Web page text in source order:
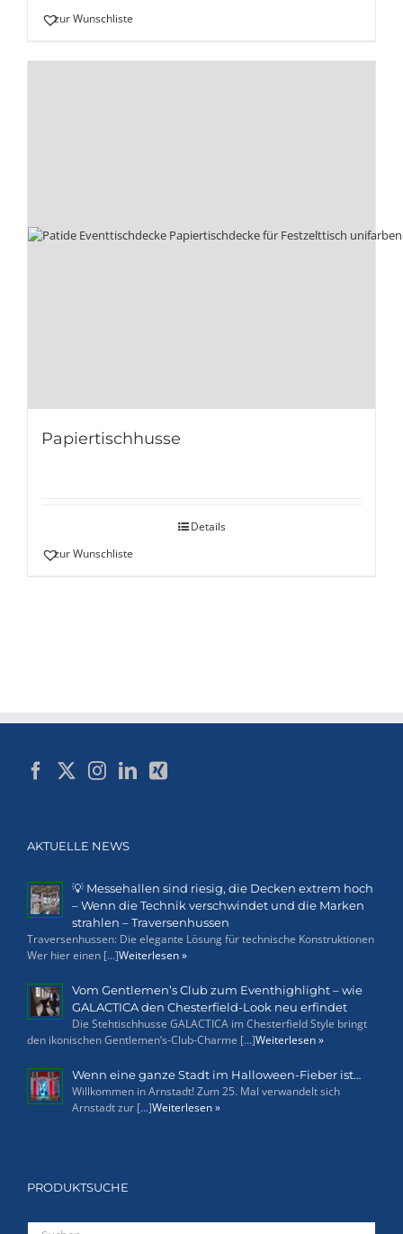
zur Wunschliste
Papiertischhusse
Details
zur Wunschliste
AKTUELLE NEWS
💡 Messehallen sind riesig, die Decken extrem hoch
– Wenn die Technik verschwindet und die Marken
strahlen – Traversenhussen
Traversenhussen: Die elegante Lösung für technische Konstruktionen
Wer hier einen [...]Weiterlesen »
Vom Gentlemen’s Club zum Eventhighlight – wie
GALACTICA den Chesterfield-Look neu erfindet
Die Stehtischhusse GALACTICA im Chesterfield Style bringt
den ikonischen Gentlemen’s-Club-Charme [...]Weiterlesen »
Wenn eine ganze Stadt im Halloween-Fieber ist…
Willkommen in Arnstadt! Zum 25. Mal verwandelt sich
Arnstadt zur [...]Weiterlesen »
PRODUKTSUCHE